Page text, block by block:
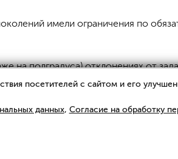
имели ограничения по
на полградуса) отклонениях от
посетителей с сайтом и его
данных, Согласие на обработку